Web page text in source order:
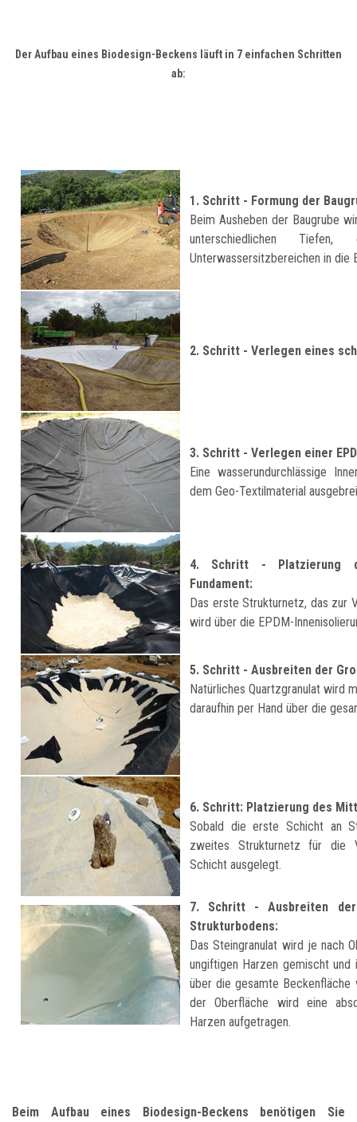
Der Aufbau eines Biodesign-Beckens läuft in 7 einfachen Schritten
ab:
1. Schritt - Formung der
Beim Ausheben der Baugrube
unterschiedlichen Tiefen,
Unterwassersitzbereichen in die
2. Schritt - Verlegen eines
3. Schritt - Verlegen einer
Eine wasserundurchlässige
dem Geo-Textilmaterial
4. Schritt - Platzierung
Fundament:
Das erste Strukturnetz, das zur
wird über die EPDM-
5. Schritt - Ausbreiten der
Natürliches Quartzgranulat wird
daraufhin per Hand über die
6. Schritt: Platzierung des
Sobald die erste Schicht an
zweites Strukturnetz für die
Schicht ausgelegt.
7. Schritt - Ausbreiten der
Strukturbodens:
Das Steingranulat wird je nach
ungiftigen Harzen gemischt
über die gesamte
der Oberfläche wird eine
Harzen aufgetragen.
Beim Aufbau eines Biodesign-Beckens benötigen Sie